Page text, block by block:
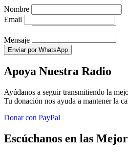
Nombre
Email
Mensaje
Enviar por WhatsApp
Apoya Nuestra Radio
Ayúdanos a seguir transmitiendo la
Tu donación nos ayuda a mantener la
Donar con PayPal
Escúchanos en las